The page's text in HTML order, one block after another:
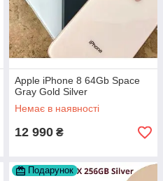
Apple iPhone 8 64Gb Space
Gray Gold Silver
Немає в наявності
12 990 ₴
Подарунок